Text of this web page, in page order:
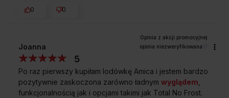
Nie lubisz wysokich rachunków za prąd? Wybierz mądrze klasę
oszczędności dla Ciebie. Ograniczając pobór prądu, troszczysz
się też o środowisko.
0
0
Joanna opinia niezweryfikowana
5
Po raz pierwszy kupiłam lodówkę Amica i jestem bardzo
pozytywnie zaskoczona zarówno ładnym wyglądem
funkcjonalnością jak i opcjami takimi jak Total No Frost.